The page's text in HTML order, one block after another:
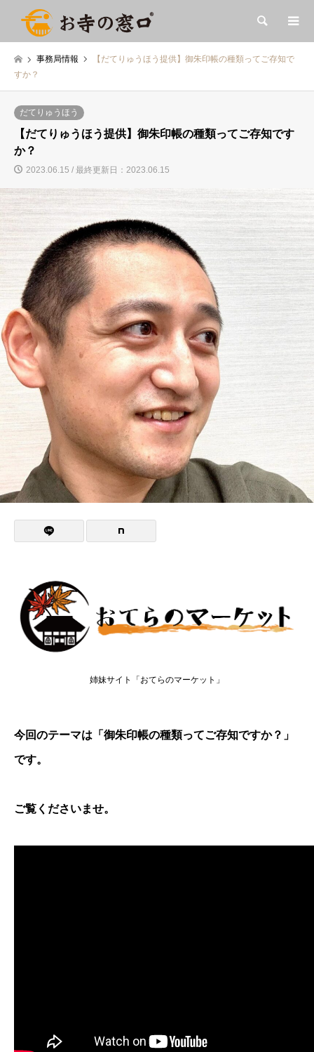
検索
事務局情報
【だてりゅうほう提供】御朱印帳の種類ってご存知で
すか？
だてりゅうほう
【だてりゅうほう提供】御朱印帳の種類ってご存知です
か？
2023.06.15 / 最終更新日：2023.06.15
姉妹サイト「おてらのマーケット」
今回のテーマは「御朱印帳の種類ってご存知ですか？」
です。
ご覧くださいませ。